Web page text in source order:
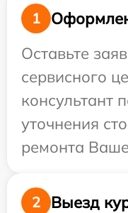
1
Оставьте
сервисного
консультант
уточнения
ремонта
2
Выезд